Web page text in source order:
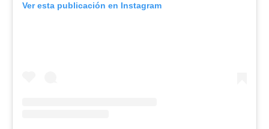
Ver esta publicación en Instagram